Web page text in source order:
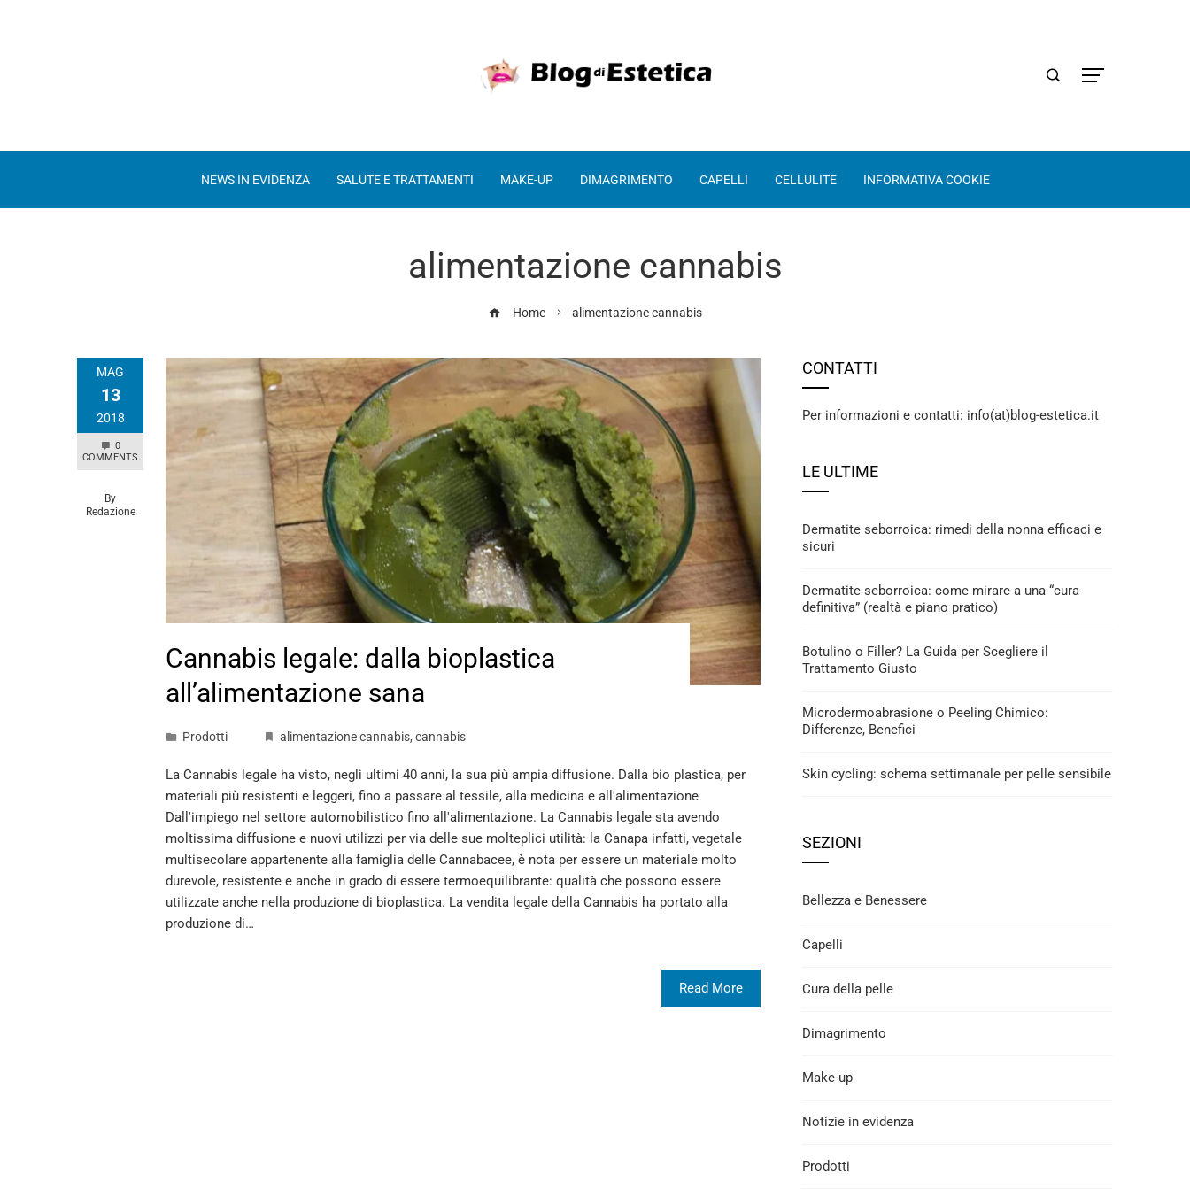
NEWS IN EVIDENZA SALUTE E TRATTAMENTI MAKE-UP DIMAGRIMENTO CAPELLI CELLULITE INFORMATIVA COOKIE
alimentazione cannabis
Home alimentazione cannabis
MAG
13
2018
0
COMMENTS
By
Redazione
Cannabis legale: dalla bioplastica
all’alimentazione sana
Prodotti alimentazione cannabis, cannabis
La Cannabis legale ha visto, negli ultimi 40 anni, la sua più ampia diffusione. Dalla bio plastica, per
materiali più resistenti e leggeri, fino a passare al tessile, alla medicina e all'alimentazione
Dall'impiego nel settore automobilistico fino all'alimentazione. La Cannabis legale sta avendo
moltissima diffusione e nuovi utilizzi per via delle sue molteplici utilità: la Canapa infatti, vegetale
multisecolare appartenente alla famiglia delle Cannabacee, è nota per essere un materiale molto
durevole, resistente e anche in grado di essere termoequilibrante: qualità che possono essere
utilizzate anche nella produzione di bioplastica. La vendita legale della Cannabis ha portato alla
produzione di…
Read More
CONTATTI
Per informazioni e contatti: info(at)blog-estetica.it
LE ULTIME
Dermatite seborroica: rimedi della nonna efficaci e
sicuri
Dermatite seborroica: come mirare a una “cura
definitiva” (realtà e piano pratico)
Botulino o Filler? La Guida per Scegliere il
Trattamento Giusto
Microdermoabrasione o Peeling Chimico:
Differenze, Benefici
Skin cycling: schema settimanale per pelle sensibile
SEZIONI
Bellezza e Benessere
Capelli
Cura della pelle
Dimagrimento
Make-up
Notizie in evidenza
Prodotti